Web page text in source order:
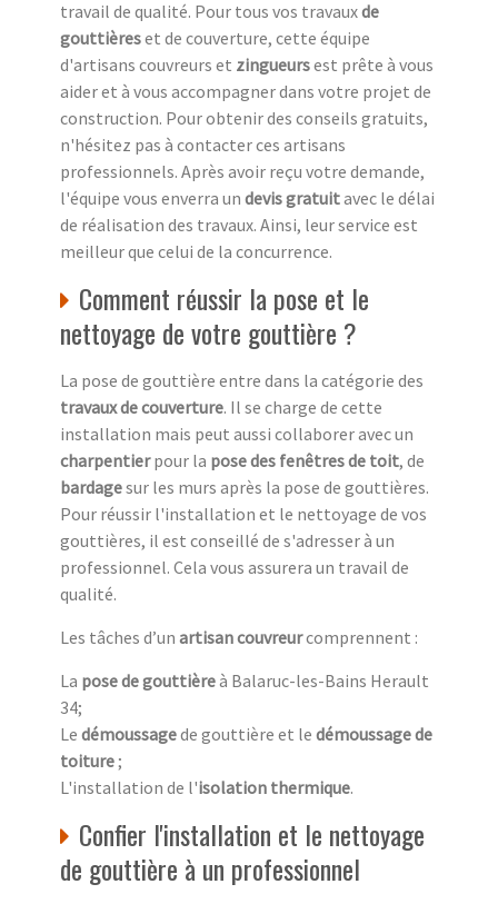
travail de qualité. Pour tous vos travauxde
gouttièreset de couverture, cette équipe
d'artisans couvreurs et zingueursest prête à vous
aider et à vous accompagner dans votre projet de
construction. Pour obtenir des conseils gratuits,
n'hésitez pas à contacter ces artisans
professionnels. Après avoir reçu votre demande,
l'équipe vous enverra un devis gratuitavec le délai
de réalisation des travaux. Ainsi, leur service est
meilleur que celui de la concurrence.
Comment réussir la pose et le
nettoyage de votre gouttière ?
La pose de gouttière entre dans la catégorie des
travaux de couverture. Il se charge de cette
installation mais peut aussi collaborer avec un
charpentierpour la pose des fenêtres de toit, de
bardagesur les murs après la pose de gouttières.
Pour réussir l'installation et le nettoyage de vos
gouttières, il est conseillé de s'adresser à un
professionnel. Cela vous assurera un travail de
qualité.
Les tâches d’un artisan couvreurcomprennent :
La pose de gouttièreà Balaruc-les-Bains Herault
34;
Le démoussagede gouttière et le démoussage de
toiture;
L'installation de l'isolation thermique.
Confier l'installation et le nettoyage
de gouttière à un professionnel